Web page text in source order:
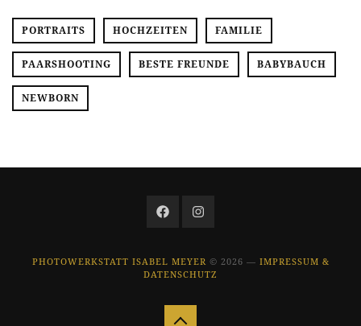
PORTRAITS HOCHZEITEN FAMILIE
PAARSHOOTING BESTE FREUNDE BABYBAUCH
NEWBORN
PHOTOWERKSTATT ISABEL MEYER© 2026 — IMPRESSUM &
DATENSCHUTZ
Zurück